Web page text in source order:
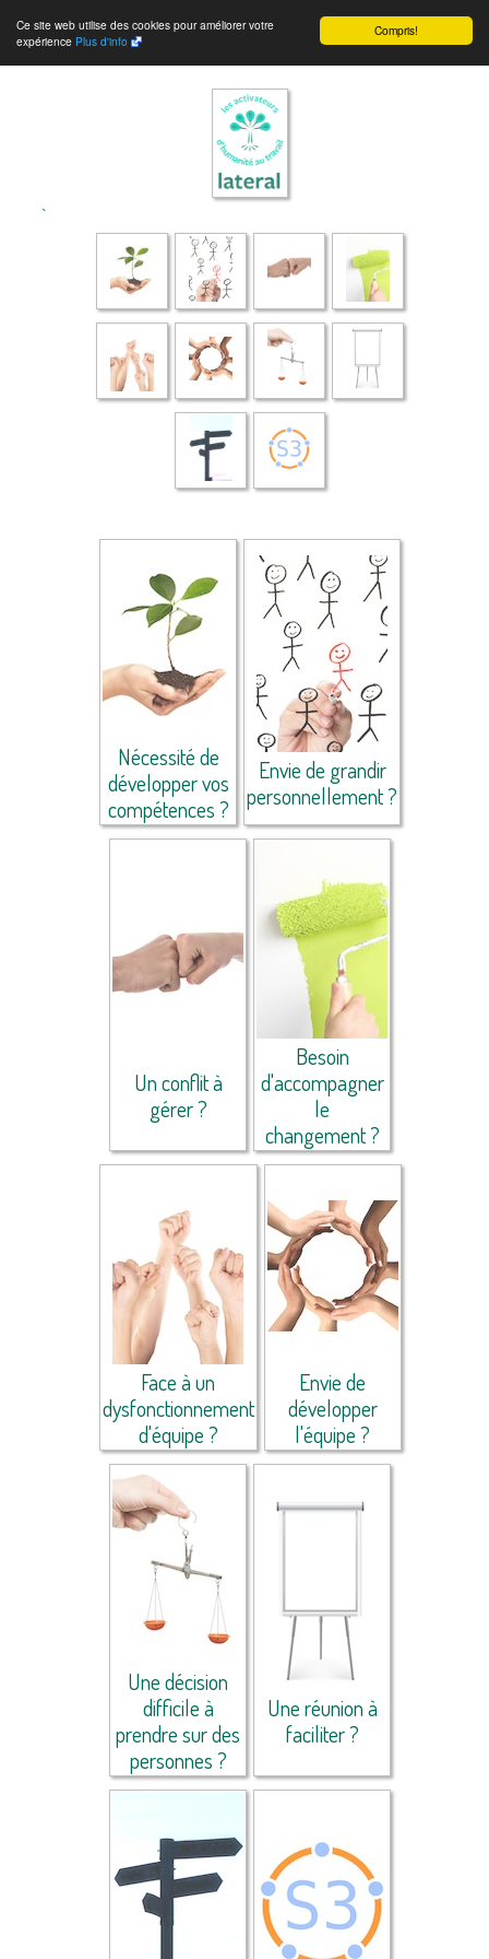
Compris!
Ce site web utilise des cookies pour améliorer votre
expérience Plus d'info
`
Nécessité de
développer vos
compétences ?
Envie de grandir
personnellement ?
Un conflit à
gérer ?
Besoin
d'accompagner
le
changement ?
Face à un
dysfonctionnement
d'équipe ?
Envie de
développer
l'équipe ?
Une décision
difficile à
prendre sur des
personnes ?
Une réunion à
faciliter ?